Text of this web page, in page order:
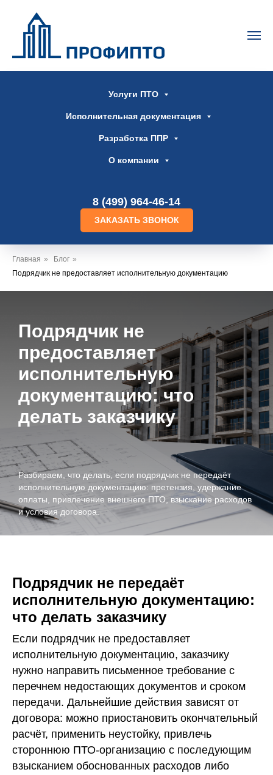
Услуги ПТО
Исполнительная документация
Разработка ППР
О компании
8 (499) 964-46-14
ЗАКАЗАТЬ ЗВОНОК
Главная » Блог »
Подрядчик не предоставляет исполнительную документацию
Подрядчик не
предоставляет
исполнительную
документацию: что
делать заказчику
Разбираем, что делать, если подрядчик не передаёт
исполнительную документацию: претензия, удержание
оплаты, привлечение внешнего ПТО, взыскание расходов
и условия договора.
Подрядчик не передаёт
исполнительную документацию:
что делать заказчику
Если подрядчик не предоставляет
исполнительную документацию, заказчику
нужно направить письменное требование с
перечнем недостающих документов и сроком
передачи. Дальнейшие действия зависят от
договора: можно приостановить окончательный
расчёт, применить неустойку, привлечь
стороннюю ПТО-организацию с последующим
взысканием обоснованных расходов либо